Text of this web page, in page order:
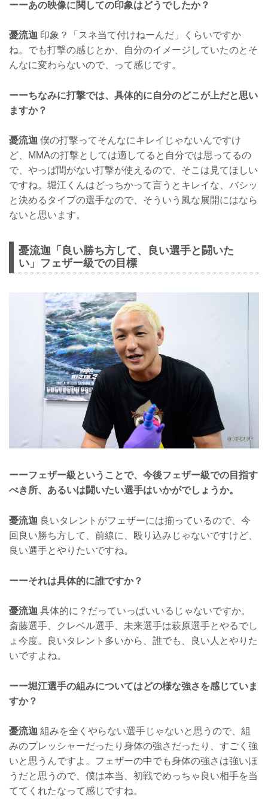
ーーあの映像に関しての印象はどうでしたか？
憂流迦 印象？「スネ当て付けねーんだ」くらいですか
ね。でも打撃の感じとか、自分のイメージしていたのとそ
んなに変わらないので、って感じです。
ーーちなみに打撃では、具体的に自分のどこが上だと思い
ますか？
憂流迦 僕の打撃ってそんなにキレイじゃないんですけ
ど、MMAの打撃としては適してると自分では思ってるの
で、やっぱ間がない打撃が使えるので、そこは見てほしい
ですね。堀江くんはどっちかって言うとキレイな、バシッ
と決めるタイプの選手なので、そういう風な展開にはなら
ないと思います。
憂流迦「良い勝ち方して、良い選手と闘いた
い」フェザー級での目標
ーーフェザー級ということで、今後フェザー級での目指す
べき所、あるいは闘いたい選手はいかがでしょうか。
憂流迦 良いタレントがフェザーには揃っているので、今
回良い勝ち方して、前線に、殴り込みじゃないですけど、
良い選手とやりたいですね。
ーーそれは具体的に誰ですか？
憂流迦 具体的に？だっていっぱいいるじゃないですか。
斎藤選手、クレベル選手、未来選手は萩原選手とやるでし
ょ今度。良いタレント多いから、誰でも、良い人とやりた
いですよね。
ーー堀江選手の組みについてはどの様な強さを感じていま
すか？
憂流迦 組みを全くやらない選手じゃないと思うので、組
みのプレッシャーだったり身体の強さだったり、すごく強
いと思うんですよ。フェザーの中でも身体の強さは強いほ
うだと思うので、僕は本当、初戦でめっちゃ良い相手を当
ててくれたなって感じですね。